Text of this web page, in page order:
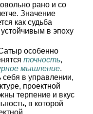
рано и со
Значение
как судьба
в эпоху
особенно
точность,
мышление.
себя в управлении,
проектной
терпение и вкус
в которой